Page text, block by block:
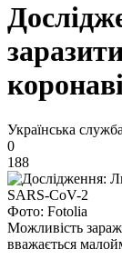
Українська
0
188
Фото: Fotolia
Можливість
вважається